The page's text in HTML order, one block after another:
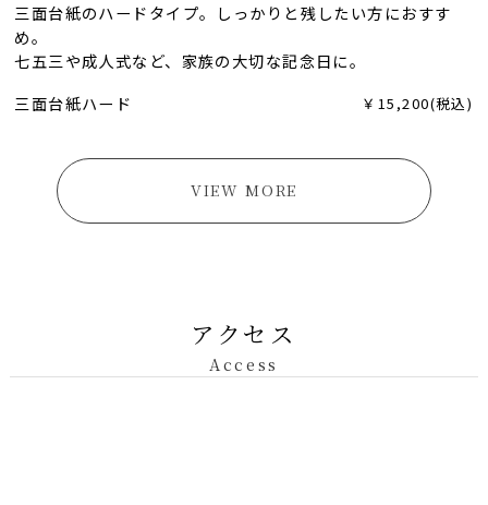
三面台紙のハードタイプ。しっかりと残したい方におすす
め。
七五三や成人式など、家族の大切な記念日に。
三面台紙ハード ￥15,200(税込)
VIEW MORE
アクセス
Access